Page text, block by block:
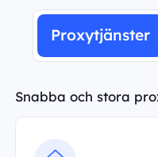
Proxytjänster
Snabba och stora